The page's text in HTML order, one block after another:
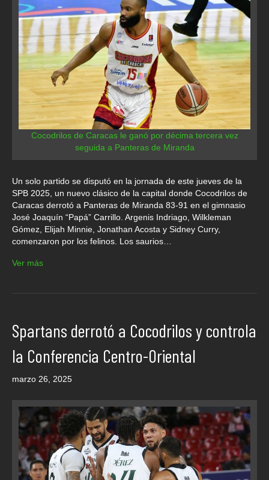
Cocodrilos de Caracas le ganó por décima tercera vez
seguida a Panteras de Miranda
Un solo partido se disputó en la jornada de este jueves de la
SPB 2025, un nuevo clásico de la capital donde Cocodrilos de
Caracas derrotó a Panteras de Miranda 83-91 en el gimnasio
José Joaquín “Papá” Carrillo. Argenis Indriago, Wilkleman
Gómez, Elijah Minnie, Jonathan Acosta y Sidney Curry,
comenzaron por los felinos. Los saurios…
Ver más
Spartans derrotó a Cocodrilos y controla
la Conferencia Centro-Oriental
marzo 26, 2025